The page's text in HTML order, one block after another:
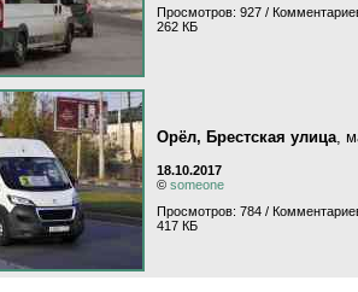
Просмотров: 927 /
262 КБ
Орёл, Брестская улица,
18.10.2017
© someone
Просмотров: 784 /
417 КБ